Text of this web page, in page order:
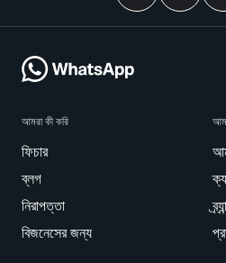
আমরা কী করি
ফিচার
ব্লগ
নিরাপত্তা
বিজনেসের জন্য